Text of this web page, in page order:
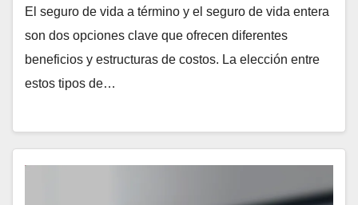
El seguro de vida a término y el seguro de vida entera
son dos opciones clave que ofrecen diferentes
beneficios y estructuras de costos. La elección entre
estos tipos de…